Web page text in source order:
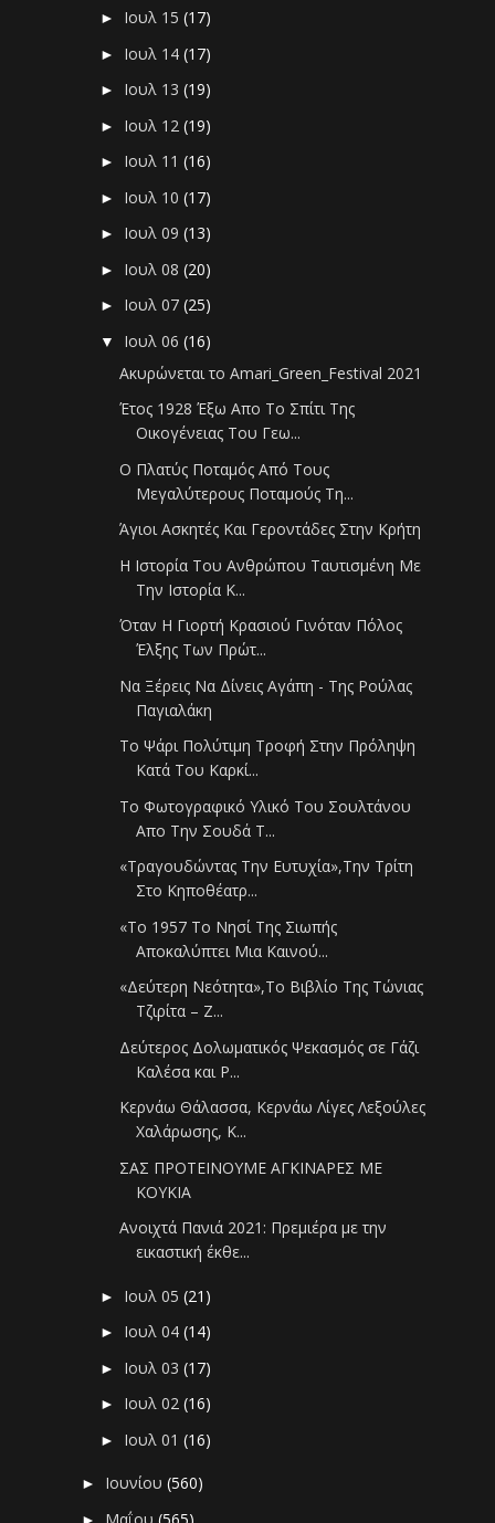
► Ιουλ 15(17)
► Ιουλ 14(17)
► Ιουλ 13(19)
► Ιουλ 12(19)
► Ιουλ 11(16)
► Ιουλ 10(17)
► Ιουλ 09(13)
► Ιουλ 08(20)
► Ιουλ 07(25)
▼ Ιουλ 06(16)
Ακυρώνεται το Αmari_Green_Festival 2021
Έτος 1928 Έξω Απο Το Σπίτι Της
Οικογένειας Του Γεω...
Ο Πλατύς Ποταμός Από Τους
Μεγαλύτερους Ποταμούς Τη...
Άγιοι Ασκητές Και Γεροντάδες Στην Κρήτη
Η Ιστορία Του Ανθρώπου Ταυτισμένη Με
Την Ιστορία Κ...
Όταν Η Γιορτή Κρασιού Γινόταν Πόλος
Έλξης Των Πρώτ...
Να Ξέρεις Να Δίνεις Αγάπη - Της Ρούλας
Παγιαλάκη
Το Ψάρι Πολύτιμη Τροφή Στην Πρόληψη
Κατά Του Καρκί...
Το Φωτογραφικό Υλικό Του Σουλτάνου
Απο Την Σουδά Τ...
«Τραγουδώντας Την Ευτυχία»,Την Τρίτη
Στο Κηποθέατρ...
«Το 1957 Το Νησί Της Σιωπής
Αποκαλύπτει Μια Καινού...
«Δεύτερη Νεότητα»,Το Βιβλίο Της Τώνιας
Τζιρίτα – Ζ...
Δεύτερος Δολωματικός Ψεκασμός σε Γάζι
Καλέσα και Ρ...
Κερνάω Θάλασσα, Κερνάω Λίγες Λεξούλες
Χαλάρωσης, Κ...
ΣΑΣ ΠΡΟΤΕΙΝΟΥΜΕ ΑΓΚΙΝΑΡΕΣ ΜΕ
ΚΟΥΚΙΑ
Ανοιχτά Πανιά 2021: Πρεμιέρα με την
εικαστική έκθε...
► Ιουλ 05(21)
► Ιουλ 04(14)
► Ιουλ 03(17)
► Ιουλ 02(16)
► Ιουλ 01(16)
► Ιουνίου(560)